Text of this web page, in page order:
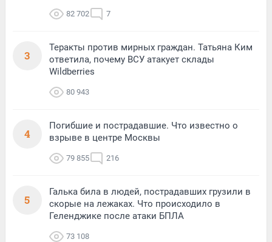
82 702 7
3
Теракты против мирных граждан. Татьяна Ким
ответила, почему ВСУ атакует склады
Wildberries
80 943
4
Погибшие и пострадавшие. Что известно о
взрыве в центре Москвы
79 855 216
5
Галька била в людей, пострадавших грузили в
скорые на лежаках. Что происходило в
Геленджике после атаки БПЛА
73 108